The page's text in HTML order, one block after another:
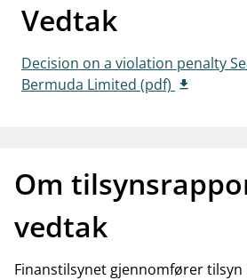
Vedtak
Decision on a violation penalty
Bermuda Limited (pdf)
Om
vedtak
Finanstilsynet gjennomfører